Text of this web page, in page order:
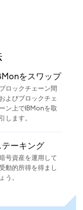
をスワップ
ブロックチェーン間
およびブロックチェ
ーン上でIBMonを取
引します。
テーキング
暗号資産を運用して
動的所得を得まし
ょう。